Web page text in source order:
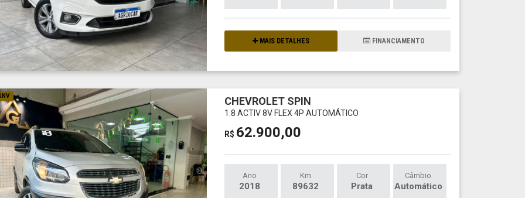
MAIS DETALHES FINANCIAMENTO
CHEVROLET SPIN
1.8 ACTIV 8V FLEX 4P AUTOMÁTICO
R$ 62.900,00
Ano
2018
Km
89632
Cor
Prata
Câmbio
Automático